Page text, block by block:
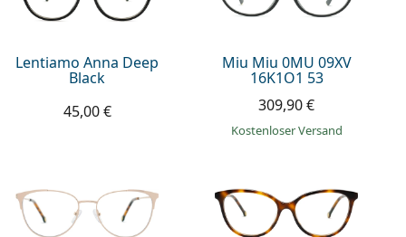
Lentiamo Anna Deep
Black
45,00 €
Miu Miu 0MU 09XV
16K1O1 53
309,90 €
Kostenloser Versand